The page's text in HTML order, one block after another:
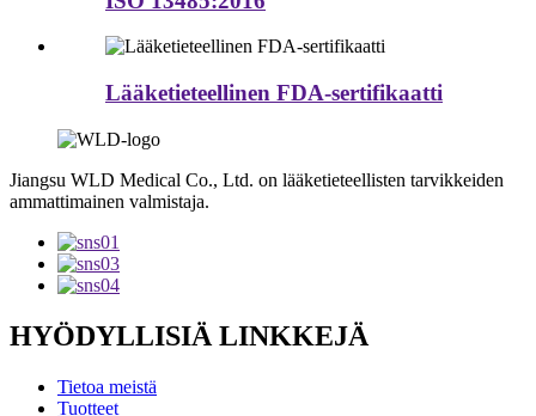
Lääketieteellinen FDA-sertifikaatti
Jiangsu WLD Medical Co., Ltd. on lääketieteellisten tarvikkeiden
ammattimainen valmistaja.
HYÖDYLLISIÄ LINKKEJÄ
Tietoa meistä
Tuotteet